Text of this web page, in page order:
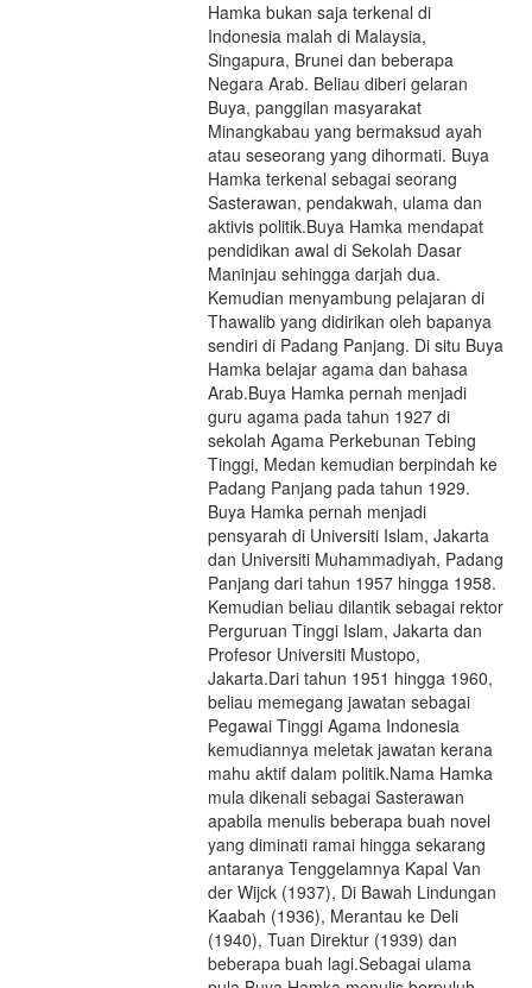
Hamka bukan saja terkenal di
Indonesia malah di Malaysia,
Singapura, Brunei dan beberapa
Negara Arab. Beliau diberi gelaran
Buya, panggilan masyarakat
Minangkabau yang bermaksud ayah
atau seseorang yang dihormati. Buya
Hamka terkenal sebagai seorang
Sasterawan, pendakwah, ulama dan
aktivis politik.Buya Hamka mendapat
pendidikan awal di Sekolah Dasar
Maninjau sehingga darjah dua.
Kemudian menyambung pelajaran di
Thawalib yang didirikan oleh bapanya
sendiri di Padang Panjang. Di situ Buya
Hamka belajar agama dan bahasa
Arab.Buya Hamka pernah menjadi
guru agama pada tahun 1927 di
sekolah Agama Perkebunan Tebing
Tinggi, Medan kemudian berpindah ke
Padang Panjang pada tahun 1929.
Buya Hamka pernah menjadi
pensyarah di Universiti Islam, Jakarta
dan Universiti Muhammadiyah, Padang
Panjang dari tahun 1957 hingga 1958.
Kemudian beliau dilantik sebagai rektor
Perguruan Tinggi Islam, Jakarta dan
Profesor Universiti Mustopo,
Jakarta.Dari tahun 1951 hingga 1960,
beliau memegang jawatan sebagai
Pegawai Tinggi Agama Indonesia
kemudiannya meletak jawatan kerana
mahu aktif dalam politik.Nama Hamka
mula dikenali sebagai Sasterawan
apabila menulis beberapa buah novel
yang diminati ramai hingga sekarang
antaranya Tenggelamnya Kapal Van
der Wijck (1937), Di Bawah Lindungan
Kaabah (1936), Merantau ke Deli
(1940), Tuan Direktur (1939) dan
beberapa buah lagi.Sebagai ulama